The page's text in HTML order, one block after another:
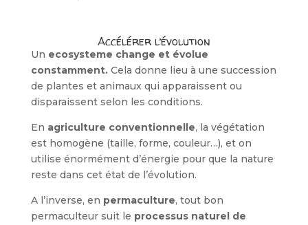
Accélérer l’évolution
Un ecosysteme change et évolue
constamment.Cela donne lieu à une succession
de plantes et animaux qui apparaissent ou
disparaissent selon les conditions.
En agriculture conventionnelle, la végétation
est homogène (taille, forme, couleur…), et on
utilise énormément d’énergie pour que la nature
reste dans cet état de l’évolution.
A l’inverse, en permaculture, tout bon
permaculteur suit le processus naturel de